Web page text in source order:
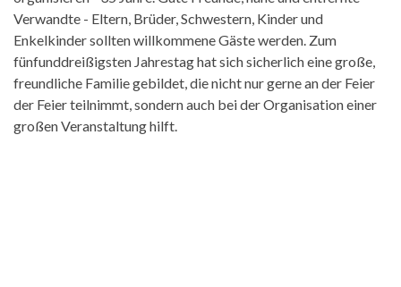
Verwandte - Eltern, Brüder, Schwestern, Kinder und
Enkelkinder sollten willkommene Gäste werden. Zum
fünfunddreißigsten Jahrestag hat sich sicherlich eine große,
freundliche Familie gebildet, die nicht nur gerne an der Feier
der Feier teilnimmt, sondern auch bei der Organisation einer
großen Veranstaltung hilft.